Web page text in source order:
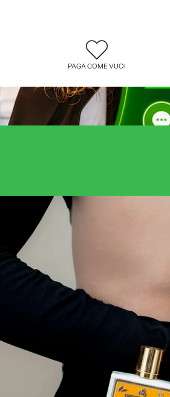
PAGA COME VUOI